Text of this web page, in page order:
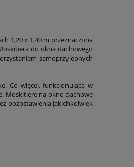
1,20 x 1,40 m przeznaczona
do okna dachowego
samoprzylepnych
Co więcej, funkcjonująca w
Moskitierę na okno dachowe
pozostawienia jakichkolwiek